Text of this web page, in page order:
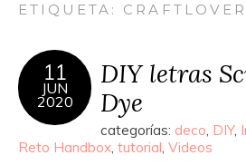
ETIQUETA: CRAFTLOVER
11
JUN
2020
DIY letras
Dye
categorías: deco, DIY,
Reto Handbox, tutorial, Videos